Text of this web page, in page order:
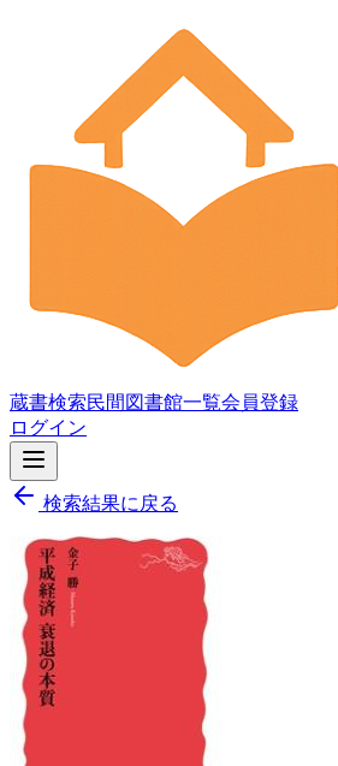
蔵書検索民間図書館一覧会員登録
ログイン
検索結果に戻る